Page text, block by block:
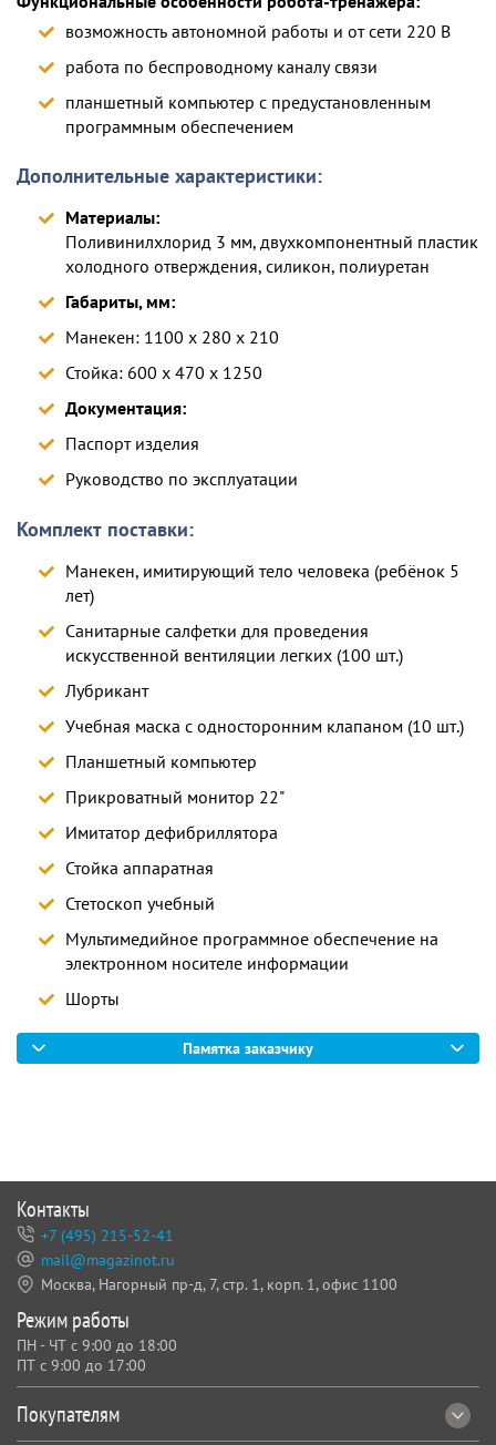
возможность автономной работы и от сети 220 В
работа по беспроводному каналу связи
планшетный компьютер с предустановленным
программным обеспечением
Дополнительные характеристики:
Материалы:
Поливинилхлорид 3 мм, двухкомпонентный пластик
холодного отверждения, силикон, полиуретан
Габариты, мм:
Манекен: 1100 х 280 х 210
Стойка: 600 х 470 х 1250
Документация:
Паспорт изделия
Руководство по эксплуатации
Комплект поставки:
Манекен, имитирующий тело человека (ребёнок 5
лет)
Санитарные салфетки для проведения
искусственной вентиляции легких (100 шт.)
Лубрикант
Учебная маска с односторонним клапаном (10 шт.)
Планшетный компьютер
Прикроватный монитор 22"
Имитатор дефибриллятора
Стойка аппаратная
Стетоскоп учебный
Мультимедийное программное обеспечение на
электронном носителе информации
Шорты
Памятка заказчику
Покупателям
Контакты
+7 (495) 215-52-41
mail@magazinot.ru
Москва, Нагорный пр-д, 7, стр. 1, корп. 1, офис 1100
Режим работы
ПН - ЧТ с 9:00 до 18:00
ПТ с 9:00 до 17:00